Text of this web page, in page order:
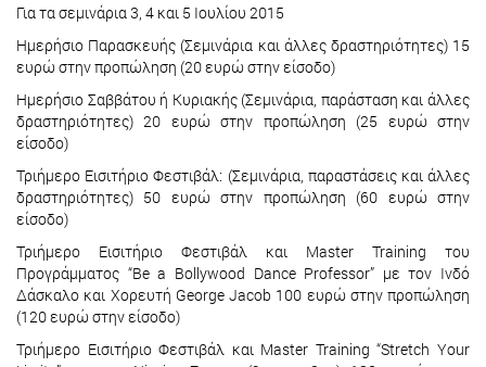
Για τα σεμινάρια 3, 4 και 5 Ιουλίου 2015
Ημερήσιο Παρασκευής (Σεμινάρια και άλλες δραστηριότητες) 15
ευρώ στην προπώληση (20 ευρώ στην είσοδο)
Ημερήσιο Σαββάτου ή Κυριακής (Σεμινάρια, παράσταση και άλλες
δραστηριότητες) 20 ευρώ στην προπώληση (25 ευρώ στην
είσοδο)
Τριήμερο Εισιτήριο Φεστιβάλ: (Σεμινάρια, παραστάσεις και άλλες
δραστηριότητες) 50 ευρώ στην προπώληση (60 ευρώ στην
είσοδο)
Τριήμερο Εισιτήριο Φεστιβάλ και Master Training του
Προγράμματος “Be a Bollywood Dance Professor” με τον Ινδό
Δάσκαλο και Χορευτή George Jacob 100 ευρώ στην προπώληση
(120 ευρώ στην είσοδο)
Τριήμερο Εισιτήριο Φεστιβάλ και Master Training “Stretch Your